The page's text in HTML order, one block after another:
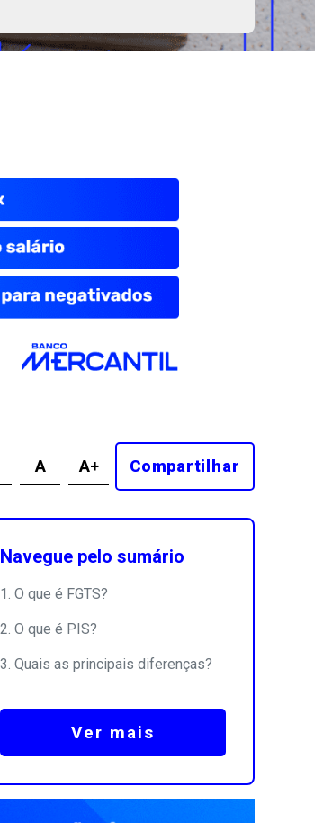
A A+ Compartilhar
Navegue pelo sumário
O que é FGTS?
O que é PIS?
Quais as principais diferenças?
Ver mais